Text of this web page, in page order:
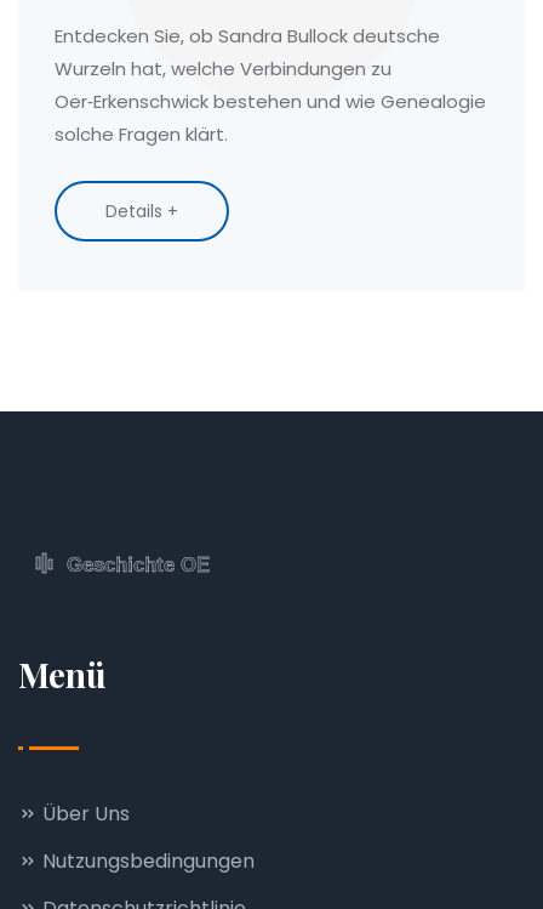
Entdecken Sie, ob Sandra Bullock deutsche
Wurzeln hat, welche Verbindungen zu
Oer‑Erkenschwick bestehen und wie Genealogie
solche Fragen klärt.
Details +
Menü
Über Uns
Nutzungsbedingungen